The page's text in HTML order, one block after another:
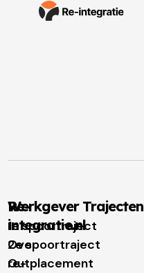
Re-
integratie.nl
Over
re-
Werkgever Trajecten
1e spoortraject
2e spoortraject
Outplacement